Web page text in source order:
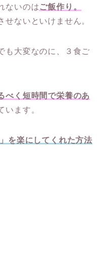
ないのはご飯作り。
せないといけません。
も大変なのに、３食ご
べく短時間で栄養のあ
います。
を楽にしてくれた方法